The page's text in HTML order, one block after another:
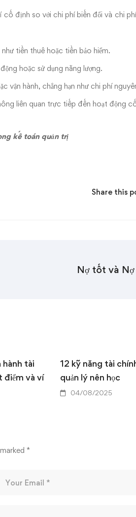
định so với chi phí biến đổi và chi
tiền thuê hoặc tiền bảo hiểm.
hoặc sử dụng năng lượng.
vận hành, chẳng hạn như chi phí
liên quan trực tiếp đến hoạt động
kế toán quản trị
Share this
Nợ tốt và Nợ
hành tài
điểm và ví
12 kỹ năng tài
quản lý nên học
04/08/2025
*